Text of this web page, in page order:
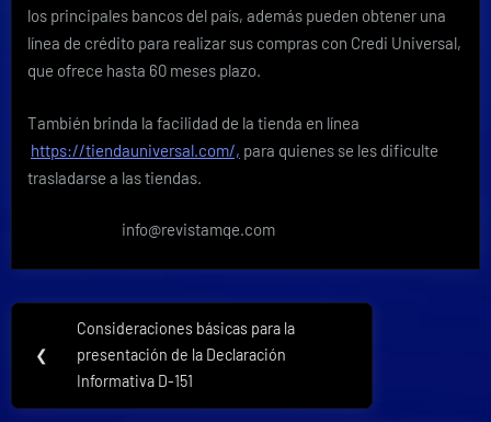
los principales bancos del país, además pueden obtener una
línea de crédito para realizar sus compras con Credi Universal,
que ofrece hasta 60 meses plazo.
También brinda la facilidad de la tienda en línea
https://tiendauniversal.com/, para quienes se les dificulte
trasladarse a las tiendas.
info@revistamqe.com
Navegación
de
entradas
❮
Previous
Post:
Consideraciones básicas para la
presentación de la Declaración
Informativa D-151